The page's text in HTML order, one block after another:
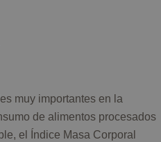
muy importantes en la
de alimentos procesados
el Índice Masa Corporal